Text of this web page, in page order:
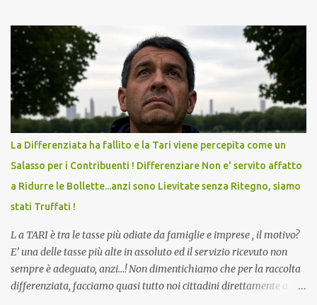
Vaccino come: l' Amaro del Capo, era "spettacolare Ghiacciato, ma
andava bene anche, a Temperatura Ambiente"! Riproponiamo
l'articolo per NON Dimenticare!
La Differenziata ha fallito e la Tari viene percepita come un
Salasso per i Contribuenti ! Differenziare Non e' servito affatto
a Ridurre le Bollette...anzi sono Lievitate senza Ritegno, siamo
stati Truffati !
L a TARI è tra le tasse più odiate da famiglie e imprese , il motivo?
E’ una delle tasse più alte in assoluto ed il servizio ricevuto non
sempre è adeguato, anzi…! Non dimentichiamo che per la raccolta
differenziata, facciamo quasi tutto noi cittadini direttamente a